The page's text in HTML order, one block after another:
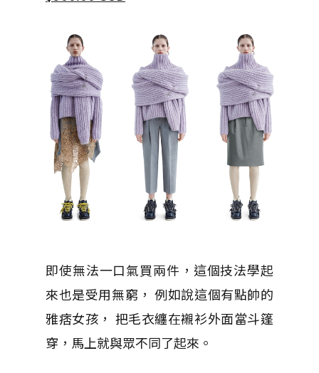
即使無法一口氣買兩件，這個技法學起
來也是受用無窮， 例如說這個有點帥的
雅痞女孩， 把毛衣纏在襯衫外面當斗篷
穿，馬上就與眾不同了起來。